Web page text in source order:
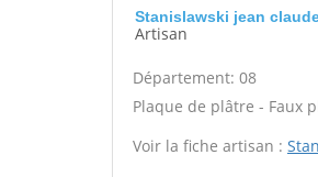
Stanislawski jean
Artisan
Département: 08
Plaque de plâtre - Faux
Voir la fiche artisan :